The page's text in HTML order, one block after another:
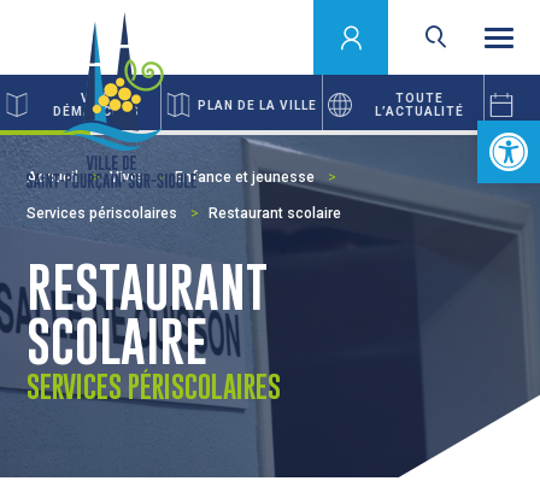
Ouvrir
VOS
DÉMARCHES
PLAN DE LA VILLE
TOUTE
L’ACTUALITÉ
Accueil Vivre Enfance et jeunesse
Services périscolaires Restaurant scolaire
RESTAURANT
SCOLAIRE
SERVICES PÉRISCOLAIRES